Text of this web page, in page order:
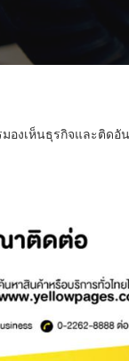
มองเห็นธุรกิจและติด